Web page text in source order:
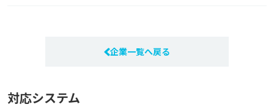
企業一覧へ戻る
対応システム